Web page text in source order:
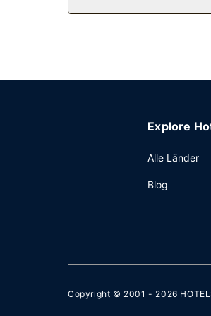
(bitte Zeiten beachten).
Explore
Alle Länder
Blog
Copyright © 2001 - 2026